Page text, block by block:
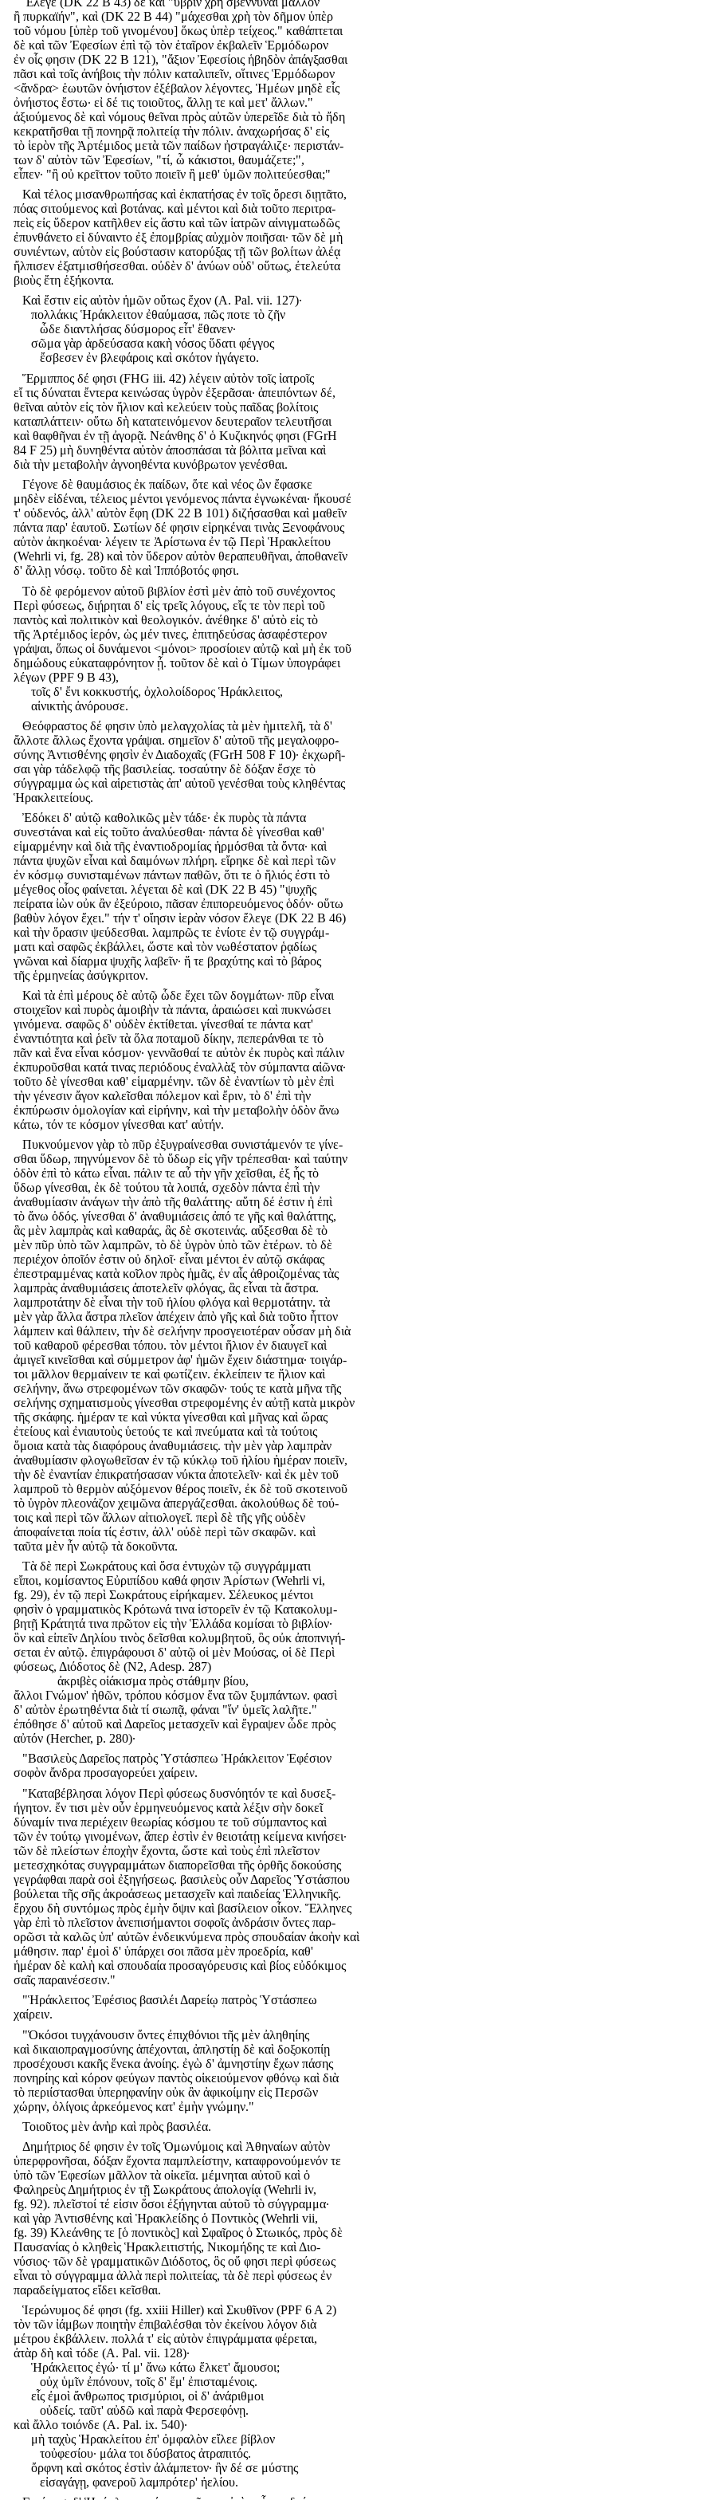
ἢ πυρκαϊήν", καὶ (DK 22 B 44) "μάχεσθαι χρὴ τὸν δῆμον ὑπὲρ
τοῦ νόμου [ὑπὲρ τοῦ γινομένου] ὅκως ὑπὲρ τείχεος." καθάπτεται
δὲ καὶ τῶν Ἐφεσίων ἐπὶ τῷ τὸν ἑταῖρον ἐκβαλεῖν Ἑρμόδωρον
ἐν οἷς φησιν (DK 22 B 121), "ἄξιον Ἐφεσίοις ἡβηδὸν ἀπάγξασθαι
πᾶσι καὶ τοῖς ἀνήβοις τὴν πόλιν καταλιπεῖν, οἵτινες Ἑρμόδωρον
<ἄνδρα> ἑωυτῶν ὀνήιστον ἐξέβαλον λέγοντες, Ἡμέων μηδὲ εἷς
ὀνήιστος ἔστω· εἰ δέ τις τοιοῦτος, ἄλλῃ τε καὶ μετ' ἄλλων."
ἀξιούμενος δὲ καὶ νόμους θεῖναι πρὸς αὐτῶν ὑπερεῖδε διὰ τὸ ἤδη
κεκρατῆσθαι τῇ πονηρᾷ πολιτείᾳ τὴν πόλιν. ἀναχωρήσας δ' εἰς
τὸ ἱερὸν τῆς Ἀρτέμιδος μετὰ τῶν παίδων ἠστραγάλιζε· περιστάν-
των δ' αὐτὸν τῶν Ἐφεσίων, "τί, ὦ κάκιστοι, θαυμάζετε;",
εἶπεν· "ἢ οὐ κρεῖττον τοῦτο ποιεῖν ἢ μεθ' ὑμῶν πολιτεύεσθαι;"
Καὶ τέλος μισανθρωπήσας καὶ ἐκπατήσας ἐν τοῖς ὄρεσι διῃτᾶτο,
πόας σιτούμενος καὶ βοτάνας. καὶ μέντοι καὶ διὰ τοῦτο περιτρα-
πεὶς εἰς ὕδερον κατῆλθεν εἰς ἄστυ καὶ τῶν ἰατρῶν αἰνιγματωδῶς
ἐπυνθάνετο εἰ δύναιντο ἐξ ἐπομβρίας αὐχμὸν ποιῆσαι· τῶν δὲ μὴ
συνιέντων, αὑτὸν εἰς βούστασιν κατορύξας τῇ τῶν βολίτων ἀλέᾳ
ἤλπισεν ἐξατμισθήσεσθαι. οὐδὲν δ' ἀνύων οὐδ' οὕτως, ἐτελεύτα
βιοὺς ἔτη ἑξήκοντα.
Καὶ ἔστιν εἰς αὐτὸν ἡμῶν οὕτως ἔχον (A. Pal. vii. 127)·
πολλάκις Ἡράκλειτον ἐθαύμασα, πῶς ποτε τὸ ζῆν
ὧδε διαντλήσας δύσμορος εἶτ' ἔθανεν·
σῶμα γὰρ ἀρδεύσασα κακὴ νόσος ὕδατι φέγγος
ἔσβεσεν ἐν βλεφάροις καὶ σκότον ἠγάγετο.
Ἕρμιππος δέ φησι (FHG iii. 42) λέγειν αὐτὸν τοῖς ἰατροῖς
εἴ τις δύναται ἔντερα κεινώσας ὑγρὸν ἐξερᾶσαι· ἀπειπόντων δέ,
θεῖναι αὑτὸν εἰς τὸν ἥλιον καὶ κελεύειν τοὺς παῖδας βολίτοις
καταπλάττειν· οὕτω δὴ κατατεινόμενον δευτεραῖον τελευτῆσαι
καὶ θαφθῆναι ἐν τῇ ἀγορᾷ. Νεάνθης δ' ὁ Κυζικηνός φησι (FGrH
84 F 25) μὴ δυνηθέντα αὐτὸν ἀποσπάσαι τὰ βόλιτα μεῖναι καὶ
διὰ τὴν μεταβολὴν ἀγνοηθέντα κυνόβρωτον γενέσθαι.
Γέγονε δὲ θαυμάσιος ἐκ παίδων, ὅτε καὶ νέος ὢν ἔφασκε
μηδὲν εἰδέναι, τέλειος μέντοι γενόμενος πάντα ἐγνωκέναι· ἤκουσέ
τ' οὐδενός, ἀλλ' αὑτὸν ἔφη (DK 22 B 101) διζήσασθαι καὶ μαθεῖν
πάντα παρ' ἑαυτοῦ. Σωτίων δέ φησιν εἰρηκέναι τινὰς Ξενοφάνους
αὐτὸν ἀκηκοέναι· λέγειν τε Ἀρίστωνα ἐν τῷ Περὶ Ἡρακλείτου
(Wehrli vi, fg. 28) καὶ τὸν ὕδερον αὐτὸν θεραπευθῆναι, ἀποθανεῖν
δ' ἄλλῃ νόσῳ. τοῦτο δὲ καὶ Ἱππόβοτός φησι.
Τὸ δὲ φερόμενον αὐτοῦ βιβλίον ἐστὶ μὲν ἀπὸ τοῦ συνέχοντος
Περὶ φύσεως, διῄρηται δ' εἰς τρεῖς λόγους, εἴς τε τὸν περὶ τοῦ
παντὸς καὶ πολιτικὸν καὶ θεολογικόν. ἀνέθηκε δ' αὐτὸ εἰς τὸ
τῆς Ἀρτέμιδος ἱερόν, ὡς μέν τινες, ἐπιτηδεύσας ἀσαφέστερον
γράψαι, ὅπως οἱ δυνάμενοι <μόνοι> προσίοιεν αὐτῷ καὶ μὴ ἐκ τοῦ
δημώδους εὐκαταφρόνητον ᾖ. τοῦτον δὲ καὶ ὁ Τίμων ὑπογράφει
λέγων (PPF 9 B 43),
τοῖς δ' ἔνι κοκκυστής, ὀχλολοίδορος Ἡράκλειτος,
αἰνικτὴς ἀνόρουσε.
Θεόφραστος δέ φησιν ὑπὸ μελαγχολίας τὰ μὲν ἡμιτελῆ, τὰ δ'
ἄλλοτε ἄλλως ἔχοντα γράψαι. σημεῖον δ' αὐτοῦ τῆς μεγαλοφρο-
σύνης Ἀντισθένης φησὶν ἐν Διαδοχαῖς (FGrH 508 F 10)· ἐκχωρῆ-
σαι γὰρ τἀδελφῷ τῆς βασιλείας. τοσαύτην δὲ δόξαν ἔσχε τὸ
σύγγραμμα ὡς καὶ αἱρετιστὰς ἀπ' αὐτοῦ γενέσθαι τοὺς κληθέντας
Ἡρακλειτείους.
Ἐδόκει δ' αὐτῷ καθολικῶς μὲν τάδε· ἐκ πυρὸς τὰ πάντα
συνεστάναι καὶ εἰς τοῦτο ἀναλύεσθαι· πάντα δὲ γίνεσθαι καθ'
εἱμαρμένην καὶ διὰ τῆς ἐναντιοδρομίας ἡρμόσθαι τὰ ὄντα· καὶ
πάντα ψυχῶν εἶναι καὶ δαιμόνων πλήρη. εἴρηκε δὲ καὶ περὶ τῶν
ἐν κόσμῳ συνισταμένων πάντων παθῶν, ὅτι τε ὁ ἥλιός ἐστι τὸ
μέγεθος οἷος φαίνεται. λέγεται δὲ καὶ (DK 22 B 45) "ψυχῆς
πείρατα ἰὼν οὐκ ἂν ἐξεύροιο, πᾶσαν ἐπιπορευόμενος ὁδόν· οὕτω
βαθὺν λόγον ἔχει." τήν τ' οἴησιν ἱερὰν νόσον ἔλεγε (DK 22 B 46)
καὶ τὴν ὅρασιν ψεύδεσθαι. λαμπρῶς τε ἐνίοτε ἐν τῷ συγγράμ-
ματι καὶ σαφῶς ἐκβάλλει, ὥστε καὶ τὸν νωθέστατον ῥᾳδίως
γνῶναι καὶ δίαρμα ψυχῆς λαβεῖν· ἥ τε βραχύτης καὶ τὸ βάρος
τῆς ἑρμηνείας ἀσύγκριτον.
Καὶ τὰ ἐπὶ μέρους δὲ αὐτῷ ὧδε ἔχει τῶν δογμάτων· πῦρ εἶναι
στοιχεῖον καὶ πυρὸς ἀμοιβὴν τὰ πάντα, ἀραιώσει καὶ πυκνώσει
γινόμενα. σαφῶς δ' οὐδὲν ἐκτίθεται. γίνεσθαί τε πάντα κατ'
ἐναντιότητα καὶ ῥεῖν τὰ ὅλα ποταμοῦ δίκην, πεπεράνθαι τε τὸ
πᾶν καὶ ἕνα εἶναι κόσμον· γεννᾶσθαί τε αὐτὸν ἐκ πυρὸς καὶ πάλιν
ἐκπυροῦσθαι κατά τινας περιόδους ἐναλλὰξ τὸν σύμπαντα αἰῶνα·
τοῦτο δὲ γίνεσθαι καθ' εἱμαρμένην. τῶν δὲ ἐναντίων τὸ μὲν ἐπὶ
τὴν γένεσιν ἄγον καλεῖσθαι πόλεμον καὶ ἔριν, τὸ δ' ἐπὶ τὴν
ἐκπύρωσιν ὁμολογίαν καὶ εἰρήνην, καὶ τὴν μεταβολὴν ὁδὸν ἄνω
κάτω, τόν τε κόσμον γίνεσθαι κατ' αὐτήν.
Πυκνούμενον γὰρ τὸ πῦρ ἐξυγραίνεσθαι συνιστάμενόν τε γίνε-
σθαι ὕδωρ, πηγνύμενον δὲ τὸ ὕδωρ εἰς γῆν τρέπεσθαι· καὶ ταύτην
ὁδὸν ἐπὶ τὸ κάτω εἶναι. πάλιν τε αὖ τὴν γῆν χεῖσθαι, ἐξ ἧς τὸ
ὕδωρ γίνεσθαι, ἐκ δὲ τούτου τὰ λοιπά, σχεδὸν πάντα ἐπὶ τὴν
ἀναθυμίασιν ἀνάγων τὴν ἀπὸ τῆς θαλάττης· αὕτη δέ ἐστιν ἡ ἐπὶ
τὸ ἄνω ὁδός. γίνεσθαι δ' ἀναθυμιάσεις ἀπό τε γῆς καὶ θαλάττης,
ἃς μὲν λαμπρὰς καὶ καθαράς, ἃς δὲ σκοτεινάς. αὔξεσθαι δὲ τὸ
μὲν πῦρ ὑπὸ τῶν λαμπρῶν, τὸ δὲ ὑγρὸν ὑπὸ τῶν ἑτέρων. τὸ δὲ
περιέχον ὁποῖόν ἐστιν οὐ δηλοῖ· εἶναι μέντοι ἐν αὐτῷ σκάφας
ἐπεστραμμένας κατὰ κοῖλον πρὸς ἡμᾶς, ἐν αἷς ἀθροιζομένας τὰς
λαμπρὰς ἀναθυμιάσεις ἀποτελεῖν φλόγας, ἃς εἶναι τὰ ἄστρα.
λαμπροτάτην δὲ εἶναι τὴν τοῦ ἡλίου φλόγα καὶ θερμοτάτην. τὰ
μὲν γὰρ ἄλλα ἄστρα πλεῖον ἀπέχειν ἀπὸ γῆς καὶ διὰ τοῦτο ἧττον
λάμπειν καὶ θάλπειν, τὴν δὲ σελήνην προσγειοτέραν οὖσαν μὴ διὰ
τοῦ καθαροῦ φέρεσθαι τόπου. τὸν μέντοι ἥλιον ἐν διαυγεῖ καὶ
ἀμιγεῖ κινεῖσθαι καὶ σύμμετρον ἀφ' ἡμῶν ἔχειν διάστημα· τοιγάρ-
τοι μᾶλλον θερμαίνειν τε καὶ φωτίζειν. ἐκλείπειν τε ἥλιον καὶ
σελήνην, ἄνω στρεφομένων τῶν σκαφῶν· τούς τε κατὰ μῆνα τῆς
σελήνης σχηματισμοὺς γίνεσθαι στρεφομένης ἐν αὐτῇ κατὰ μικρὸν
τῆς σκάφης. ἡμέραν τε καὶ νύκτα γίνεσθαι καὶ μῆνας καὶ ὥρας
ἐτείους καὶ ἐνιαυτοὺς ὑετούς τε καὶ πνεύματα καὶ τὰ τούτοις
ὅμοια κατὰ τὰς διαφόρους ἀναθυμιάσεις. τὴν μὲν γὰρ λαμπρὰν
ἀναθυμίασιν φλογωθεῖσαν ἐν τῷ κύκλῳ τοῦ ἡλίου ἡμέραν ποιεῖν,
τὴν δὲ ἐναντίαν ἐπικρατήσασαν νύκτα ἀποτελεῖν· καὶ ἐκ μὲν τοῦ
λαμπροῦ τὸ θερμὸν αὐξόμενον θέρος ποιεῖν, ἐκ δὲ τοῦ σκοτεινοῦ
τὸ ὑγρὸν πλεονάζον χειμῶνα ἀπεργάζεσθαι. ἀκολούθως δὲ τού-
τοις καὶ περὶ τῶν ἄλλων αἰτιολογεῖ. περὶ δὲ τῆς γῆς οὐδὲν
ἀποφαίνεται ποία τίς ἐστιν, ἀλλ' οὐδὲ περὶ τῶν σκαφῶν. καὶ
ταῦτα μὲν ἦν αὐτῷ τὰ δοκοῦντα.
Τὰ δὲ περὶ Σωκράτους καὶ ὅσα ἐντυχὼν τῷ συγγράμματι
εἴποι, κομίσαντος Εὐριπίδου καθά φησιν Ἀρίστων (Wehrli vi,
fg. 29), ἐν τῷ περὶ Σωκράτους εἰρήκαμεν. Σέλευκος μέντοι
φησὶν ὁ γραμματικὸς Κρότωνά τινα ἱστορεῖν ἐν τῷ Κατακολυμ-
βητῇ Κράτητά τινα πρῶτον εἰς τὴν Ἑλλάδα κομίσαι τὸ βιβλίον·
ὃν καὶ εἰπεῖν Δηλίου τινὸς δεῖσθαι κολυμβητοῦ, ὃς οὐκ ἀποπνιγή-
σεται ἐν αὐτῷ. ἐπιγράφουσι δ' αὐτῷ οἱ μὲν Μούσας, οἱ δὲ Περὶ
φύσεως, Διόδοτος δὲ (N2, Adesp. 287)
ἀκριβὲς οἰάκισμα πρὸς στάθμην βίου,
ἄλλοι Γνώμον' ἠθῶν, τρόπου κόσμον ἕνα τῶν ξυμπάντων. φασὶ
δ' αὐτὸν ἐρωτηθέντα διὰ τί σιωπᾷ, φάναι "ἵν' ὑμεῖς λαλῆτε."
ἐπόθησε δ' αὐτοῦ καὶ Δαρεῖος μετασχεῖν καὶ ἔγραψεν ὧδε πρὸς
αὐτόν (Hercher, p. 280)·
"Βασιλεὺς Δαρεῖος πατρὸς Ὑστάσπεω Ἡράκλειτον Ἐφέσιον
σοφὸν ἄνδρα προσαγορεύει χαίρειν.
"Καταβέβλησαι λόγον Περὶ φύσεως δυσνόητόν τε καὶ δυσεξ-
ήγητον. ἔν τισι μὲν οὖν ἑρμηνευόμενος κατὰ λέξιν σὴν δοκεῖ
δύναμίν τινα περιέχειν θεωρίας κόσμου τε τοῦ σύμπαντος καὶ
τῶν ἐν τούτῳ γινομένων, ἅπερ ἐστὶν ἐν θειοτάτῃ κείμενα κινήσει·
τῶν δὲ πλείστων ἐποχὴν ἔχοντα, ὥστε καὶ τοὺς ἐπὶ πλεῖστον
μετεσχηκότας συγγραμμάτων διαπορεῖσθαι τῆς ὀρθῆς δοκούσης
γεγράφθαι παρὰ σοὶ ἐξηγήσεως. βασιλεὺς οὖν Δαρεῖος Ὑστάσπου
βούλεται τῆς σῆς ἀκροάσεως μετασχεῖν καὶ παιδείας Ἑλληνικῆς.
ἔρχου δὴ συντόμως πρὸς ἐμὴν ὄψιν καὶ βασίλειον οἶκον. Ἕλληνες
γὰρ ἐπὶ τὸ πλεῖστον ἀνεπισήμαντοι σοφοῖς ἀνδράσιν ὄντες παρ-
ορῶσι τὰ καλῶς ὑπ' αὐτῶν ἐνδεικνύμενα πρὸς σπουδαίαν ἀκοὴν καὶ
μάθησιν. παρ' ἐμοὶ δ' ὑπάρχει σοι πᾶσα μὲν προεδρία, καθ'
ἡμέραν δὲ καλὴ καὶ σπουδαία προσαγόρευσις καὶ βίος εὐδόκιμος
σαῖς παραινέσεσιν."
"Ἡράκλειτος Ἐφέσιος βασιλέι Δαρείῳ πατρὸς Ὑστάσπεω
χαίρειν.
"Ὁκόσοι τυγχάνουσιν ὄντες ἐπιχθόνιοι τῆς μὲν ἀληθηίης
καὶ δικαιοπραγμοσύνης ἀπέχονται, ἀπληστίῃ δὲ καὶ δοξοκοπίῃ
προσέχουσι κακῆς ἕνεκα ἀνοίης. ἐγὼ δ' ἀμνηστίην ἔχων πάσης
πονηρίης καὶ κόρον φεύγων παντὸς οἰκειούμενον φθόνῳ καὶ διὰ
τὸ περιίστασθαι ὑπερηφανίην οὐκ ἂν ἀφικοίμην εἰς Περσῶν
χώρην, ὀλίγοις ἀρκεόμενος κατ' ἐμὴν γνώμην."
Τοιοῦτος μὲν ἁνὴρ καὶ πρὸς βασιλέα.
Δημήτριος δέ φησιν ἐν τοῖς Ὁμωνύμοις καὶ Ἀθηναίων αὐτὸν
ὑπερφρονῆσαι, δόξαν ἔχοντα παμπλείστην, καταφρονούμενόν τε
ὑπὸ τῶν Ἐφεσίων μᾶλλον τὰ οἰκεῖα. μέμνηται αὐτοῦ καὶ ὁ
Φαληρεὺς Δημήτριος ἐν τῇ Σωκράτους ἀπολογίᾳ (Wehrli iv,
fg. 92). πλεῖστοί τέ εἰσιν ὅσοι ἐξήγηνται αὐτοῦ τὸ σύγγραμμα·
καὶ γὰρ Ἀντισθένης καὶ Ἡρακλείδης ὁ Ποντικὸς (Wehrli vii,
fg. 39) Κλεάνθης τε [ὁ ποντικὸς] καὶ Σφαῖρος ὁ Στωικός, πρὸς δὲ
Παυσανίας ὁ κληθεὶς Ἡρακλειτιστής, Νικομήδης τε καὶ Διο-
νύσιος· τῶν δὲ γραμματικῶν Διόδοτος, ὃς οὔ φησι περὶ φύσεως
εἶναι τὸ σύγγραμμα ἀλλὰ περὶ πολιτείας, τὰ δὲ περὶ φύσεως ἐν
παραδείγματος εἴδει κεῖσθαι.
Ἱερώνυμος δέ φησι (fg. xxiii Hiller) καὶ Σκυθῖνον (PPF 6 A 2)
τὸν τῶν ἰάμβων ποιητὴν ἐπιβαλέσθαι τὸν ἐκείνου λόγον διὰ
μέτρου ἐκβάλλειν. πολλά τ' εἰς αὐτὸν ἐπιγράμματα φέρεται,
ἀτὰρ δὴ καὶ τόδε (A. Pal. vii. 128)·
Ἡράκλειτος ἐγώ· τί μ' ἄνω κάτω ἕλκετ' ἄμουσοι;
οὐχ ὑμῖν ἐπόνουν, τοῖς δ' ἔμ' ἐπισταμένοις.
εἷς ἐμοὶ ἄνθρωπος τρισμύριοι, οἱ δ' ἀνάριθμοι
οὐδείς. ταῦτ' αὐδῶ καὶ παρὰ Φερσεφόνῃ.
καὶ ἄλλο τοιόνδε (A. Pal. ix. 540)·
μὴ ταχὺς Ἡρακλείτου ἐπ' ὀμφαλὸν εἴλεε βίβλον
τοὐφεσίου· μάλα τοι δύσβατος ἀτραπιτός.
ὄρφνη καὶ σκότος ἐστὶν ἀλάμπετον· ἢν δέ σε μύστης
εἰσαγάγῃ, φανεροῦ λαμπρότερ' ἠελίου.